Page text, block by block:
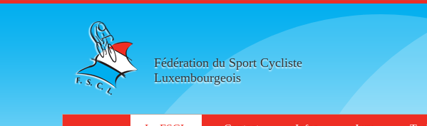
Fédération du Sport Cycliste
Luxembourgeois